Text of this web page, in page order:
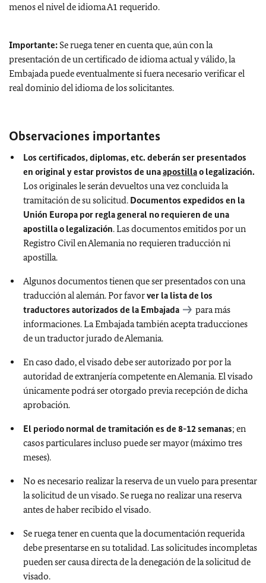
menos el nivel de idioma A1 requerido.
Importante: Se ruega tener en cuenta que, aún con la
presentación de un certificado de idioma actual y válido, la
Embajada puede eventualmente si fuera necesario verificar el
real dominio del idioma de los solicitantes.
Observaciones importantes
Los certificados, diplomas, etc. deberán ser presentados
en original y estar provistos de unaapostillao legalización.
Los originales le serán devueltos una vez concluida la
tramitación de su solicitud. Documentos expedidos en la
Unión Europa por regla general no requieren de una
apostilla o legalización. Las documentos emitidos por un
Registro Civil en Alemania no requieren traducción ni
apostilla.
Algunos documentos tienen que ser presentados con una
traducción al alemán. Por favorver la lista de los
traductores autorizados de la Embajada
para más
informaciones. La Embajada también acepta traducciones
de un traductor jurado de Alemania.
En caso dado, el visado debe ser autorizado por por la
autoridad de extranjería competente en Alemania. El visado
únicamente podrá ser otorgado previa recepción de dicha
aprobación.
El periodo normal de tramitación es de 8-12 semanas; en
casos particulares incluso puede ser mayor (máximo tres
meses).
No es necesario realizar la reserva de un vuelo para presentar
la solicitud de un visado. Se ruega no realizar una reserva
antes de haber recibido el visado.
Se ruega tener en cuenta que la documentación requerida
debe presentarse en su totalidad. Las solicitudes incompletas
pueden ser causa directa de la denegación de la solicitud de
visado.